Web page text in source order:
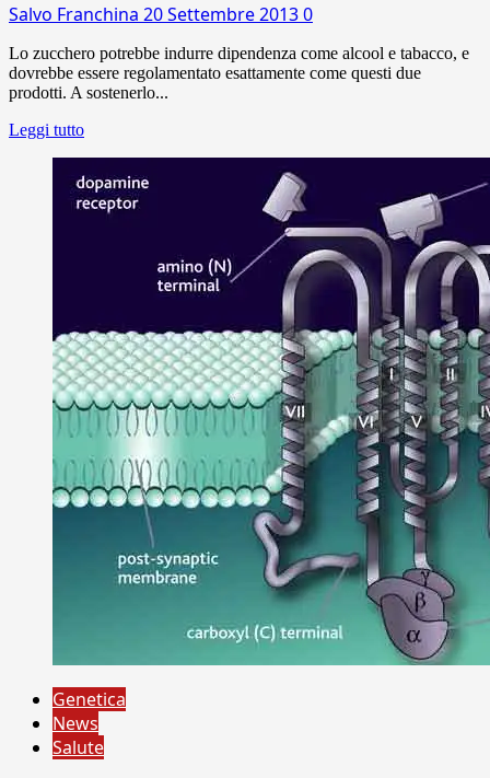
Salvo Franchina 20 Settembre 20130
Lo zucchero potrebbe indurre dipendenza come alcool e tabacco, e
dovrebbe essere regolamentato esattamente come questi due
prodotti. A sostenerlo...
Leggi tutto
Genetica
News
Salute